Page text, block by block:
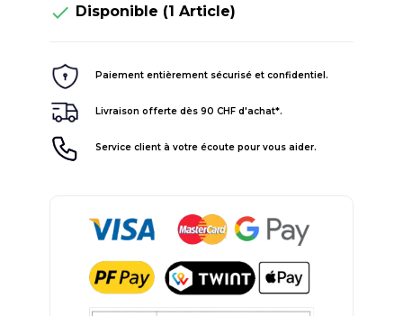
 Disponible (1 Article)
Paiement entièrement sécurisé et confidentiel.
Livraison offerte dès 90 CHF d'achat*.
Service client à votre écoute pour vous aider.